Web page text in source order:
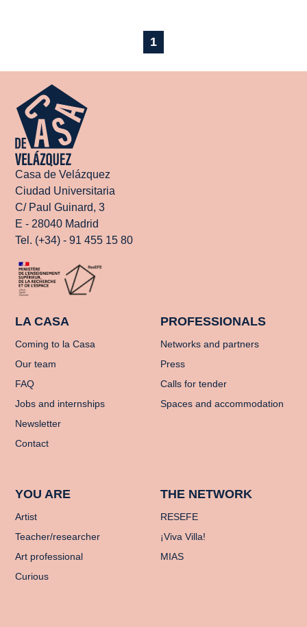
1
Casa de Velázquez
Ciudad Universitaria
C/ Paul Guinard, 3
E - 28040 Madrid
Tel. (+34) - 91 455 15 80
LA CASA
Coming to la Casa
Our team
FAQ
Jobs and internships
Newsletter
Contact
PROFESSIONALS
Networks and partners
Press
Calls for tender
Spaces and accommodation
YOU ARE
Artist
Teacher/researcher
Art professional
Curious
THE NETWORK
RESEFE
¡Viva Villa!
MIAS